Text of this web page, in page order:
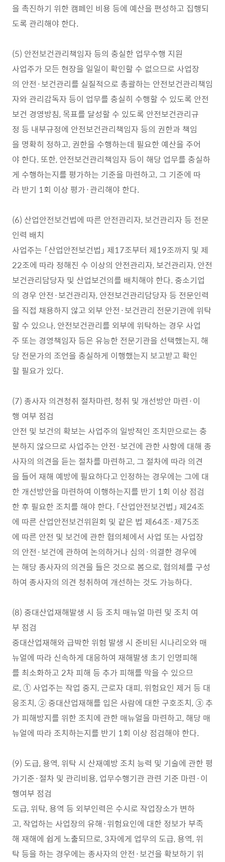
을 촉진하기 위한 캠페인 비용 등에 예산을 편성하고 집행되
도록 관리해야 한다.
(5) 안전보건관리책임자 등의 충실한 업무수행 지원
사업주가 모든 현장을 일일이 확인할 수 없으므로 사업장
의 안전·보건관리를 실질적으로 총괄하는 안전보건관리책임
자와 관리감독자 등이 업무를 충실히 수행할 수 있도록 안전
보건 경영방침, 목표를 달성할 수 있도록 안전보건관리규
정 등 내부규정에 안전보건관리책임자 등의 권한과 책임
을 명확히 정하고, 권한을 수행하는데 필요한 예산을 주어
야 한다. 또한, 안전보건관리책임자 등이 해당 업무를 충실하
게 수행하는지를 평가하는 기준을 마련하고, 그 기준에 따
라 반기 1회 이상 평가·관리해야 한다.
(6) 산업안전보건법에 따른 안전관리자, 보건관리자 등 전문
인력 배치
사업주는 「산업안전보건법」 제17조부터 제19조까지 및 제
22조에 따라 정해진 수 이상의 안전관리자, 보건관리자, 안전
보건관리담당자 및 산업보건의를 배치해야 한다. 중소기업
의 경우 안전·보건관리자, 안전보건관리담당자 등 전문인력
을 직접 채용하지 않고 외부 안전·보건관리 전문기관에 위탁
할 수 있으나, 안전보건관리를 외부에 위탁하는 경우 사업
주 또는 경영책임자 등은 유능한 전문기관을 선택했는지, 해
당 전문가의 조언을 충실하게 이행했는지 보고받고 확인
할 필요가 있다.
(7) 종사자 의견청취 절차마련, 청취 및 개선방안 마련·이
행 여부 점검
안전 및 보건의 확보는 사업주의 일방적인 조치만으로는 충
분하지 않으므로 사업주는 안전·보건에 관한 사항에 대해 종
사자의 의견을 듣는 절차를 마련하고, 그 절차에 따라 의견
을 들어 재해 예방에 필요하다고 인정하는 경우에는 그에 대
한 개선방안을 마련하여 이행하는지를 반기 1회 이상 점검
한 후 필요한 조치를 해야 한다. 「산업안전보건법」 제24조
에 따른 산업안전보건위원회 및 같은 법 제64조·제75조
에 따른 안전 및 보건에 관한 협의체에서 사업 또는 사업장
의 안전·보건에 관하여 논의하거나 심의·의결한 경우에
는 해당 종사자의 의견을 들은 것으로 봄으로, 협의체를 구성
하여 종사자의 의견 청취하여 개선하는 것도 가능하다.
(8) 중대산업재해발생 시 등 조치 매뉴얼 마련 및 조치 여
부 점검
중대산업재해와 급박한 위험 발생 시 준비된 시나리오와 매
뉴얼에 따라 신속하게 대응하여 재해발생 초기 인명피해
를 최소화하고 2차 피해 등 추가 피해를 막을 수 있으므
로, ① 사업주는 작업 중지, 근로자 대피, 위험요인 제거 등 대
응조치, ② 중대산업재해를 입은 사람에 대한 구호조치, ③ 추
가 피해방지를 위한 조치에 관한 매뉴얼을 마련하고, 해당 매
뉴얼에 따라 조치하는지를 반기 1회 이상 점검해야 한다.
(9) 도급, 용역, 위탁 시 산재예방 조치 능력 및 기술에 관한 평
가기준·절차 및 관리비용, 업무수행기관 관련 기준 마련·이
행여부 점검
도급, 위탁, 용역 등 외부인력은 수시로 작업장소가 변하
고, 작업하는 사업장의 유해·위험요인에 대한 정보가 부족
해 재해에 쉽게 노출되므로, 3자에게 업무의 도급, 용역, 위
탁 등을 하는 경우에는 종사자의 안전·보건을 확보하기 위